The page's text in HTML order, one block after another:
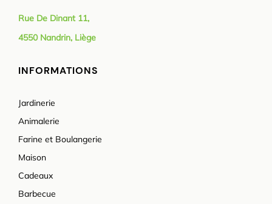
Rue De Dinant 11,
4550 Nandrin, Liège
INFORMATIONS
Jardinerie
Animalerie
Farine et Boulangerie
Maison
Cadeaux
Barbecue